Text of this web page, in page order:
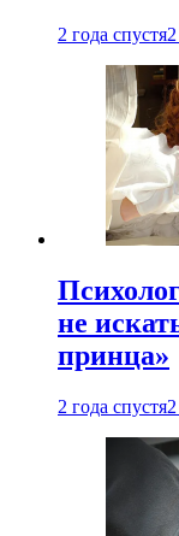
2 года спустя
не
принца»
2 года спустя